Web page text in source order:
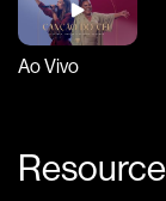
Ao Vivo